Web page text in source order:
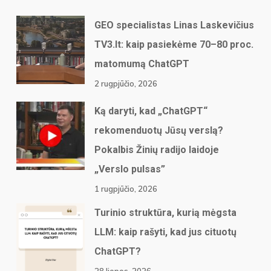
GEO specialistas Linas Laskevičius
TV3.lt: kaip pasiekėme 70–80 proc.
matomumą ChatGPT
2 rugpjūčio, 2026
Ką daryti, kad „ChatGPT“
rekomenduotų Jūsų verslą?
Pokalbis Žinių radijo laidoje
„Verslo pulsas”
1 rugpjūčio, 2026
Turinio struktūra, kurią mėgsta
LLM: kaip rašyti, kad jus cituotų
ChatGPT?